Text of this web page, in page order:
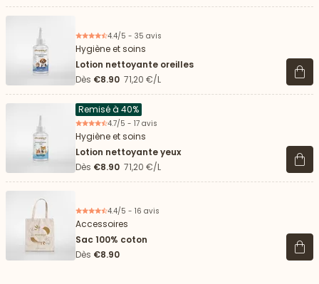
4.4/5 - 35 avis
Hygiène et soins
Lotion nettoyante oreilles
Dès €8.90 71,20 €/L Voir
Remisé à 40%
4.7/5 - 17 avis
Hygiène et soins
Lotion nettoyante yeux
Dès €8.90 71,20 €/L Voir
4.4/5 - 16 avis
Accessoires
Sac 100% coton
Dès €8.90 Voir